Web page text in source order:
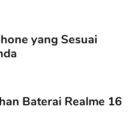
yang Sesuai
Baterai Realme 16